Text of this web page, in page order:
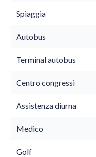
Spiaggia
Autobus
Terminal autobus
Centro congressi
Assistenza diurna
Medico
Golf